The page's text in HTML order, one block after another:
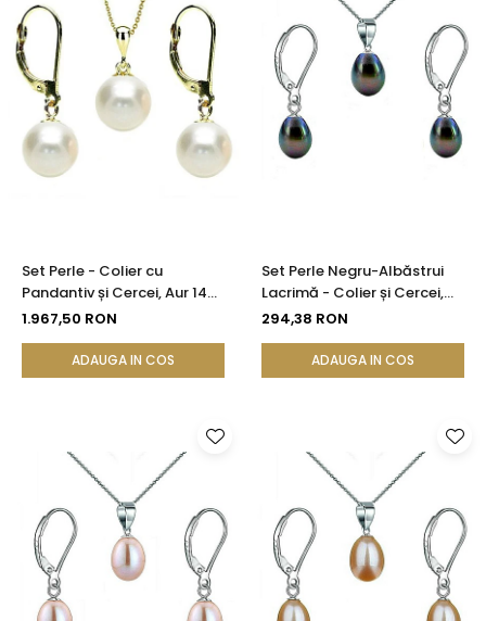
Set Perle - Colier cu
Pandantiv și Cercei, Aur 14K,
Perle Naturale Albe 8 mm |
1.967,50 RON
ADAUGA IN COS
Set Perle Negru-Albăstrui
Lacrimă - Colier și Cercei,
Argint Rodiat 925, Perle
KASKADDA®
294,38 RON
ADAUGA IN COS